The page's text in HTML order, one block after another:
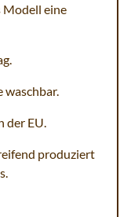
Modell eine
waschbar.
der EU.
produziert